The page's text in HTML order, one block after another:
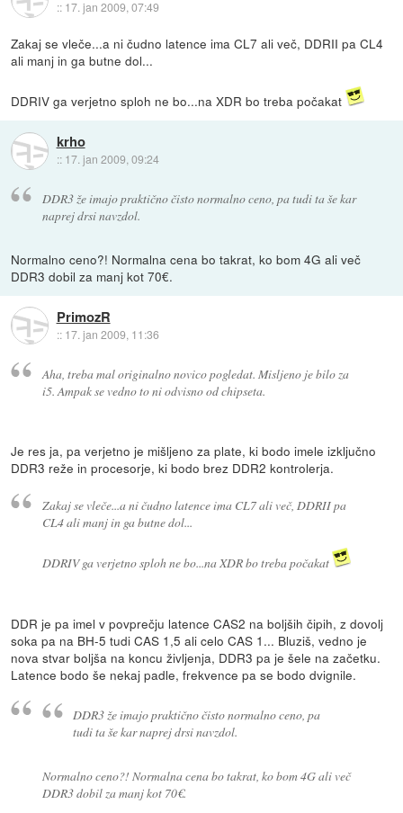
:: 17. jan 2009, 07:49
Zakaj se vleče...a ni čudno latence ima CL7 ali več, DDRII pa CL4
ali manj in ga butne dol...
DDRIV ga verjetno sploh ne bo...na XDR bo treba počakat
krho
:: 17. jan 2009, 09:24
DDR3 že imajo praktično čisto normalno ceno, pa tudi ta še kar
naprej drsi navzdol.
Normalno ceno?! Normalna cena bo takrat, ko bom 4G ali več
DDR3 dobil za manj kot 70€.
PrimozR
:: 17. jan 2009, 11:36
Aha, treba mal originalno novico pogledat. Misljeno je bilo za
i5. Ampak se vedno to ni odvisno od chipseta.
Je res ja, pa verjetno je mišljeno za plate, ki bodo imele izključno
DDR3 reže in procesorje, ki bodo brez DDR2 kontrolerja.
Zakaj se vleče...a ni čudno latence ima CL7 ali več, DDRII pa
CL4 ali manj in ga butne dol...
DDRIV ga verjetno sploh ne bo...na XDR bo treba počakat
DDR je pa imel v povprečju latence CAS2 na boljših čipih, z dovolj
soka pa na BH-5 tudi CAS 1,5 ali celo CAS 1... Bluziš, vedno je
nova stvar boljša na koncu življenja, DDR3 pa je šele na začetku.
Latence bodo še nekaj padle, frekvence pa se bodo dvignile.
DDR3 že imajo praktično čisto normalno ceno, pa
tudi ta še kar naprej drsi navzdol.
Normalno ceno?! Normalna cena bo takrat, ko bom 4G ali več
DDR3 dobil za manj kot 70€.